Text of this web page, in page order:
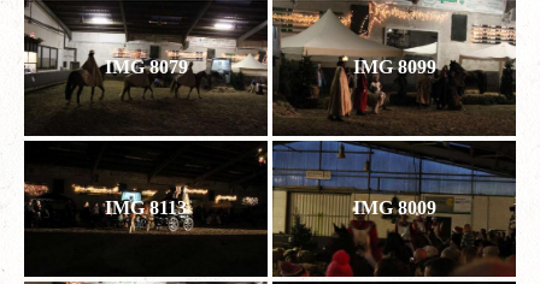
IMG 8079 IMG 8099
IMG 8113 IMG 8009